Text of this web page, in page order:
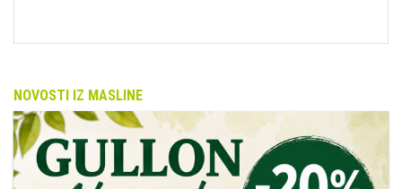
NOVOSTI IZ MASLINE